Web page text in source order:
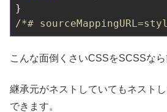
/*#
こんな面倒くさいCSSをSCSSなら
継承元がネストしていてもネスト
できます。